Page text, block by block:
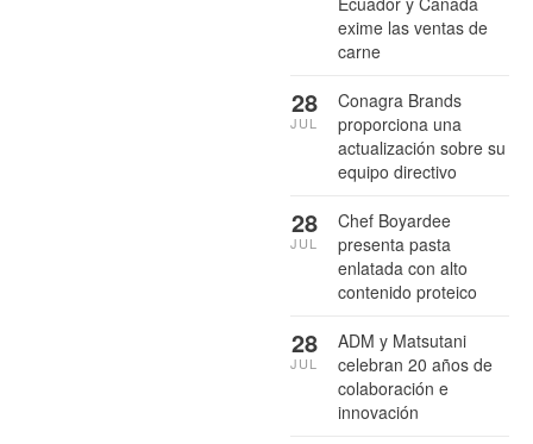
exime las ventas de
carne
Conagra Brands
proporciona una
actualización sobre su
equipo directivo
28
JUL
Chef Boyardee
presenta pasta
enlatada con alto
contenido proteico
28
JUL
ADM y Matsutani
celebran 20 años de
colaboración e
innovación
28
JUL